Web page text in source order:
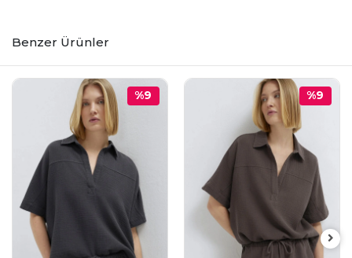
Benzer Ürünler
%9 %9